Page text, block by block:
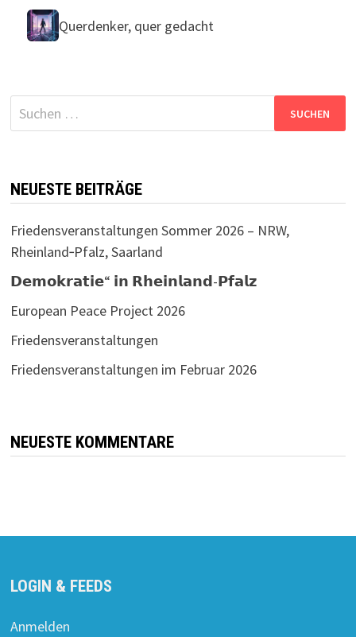
Querdenker, quer gedacht
Suchen
nach:
NEUESTE BEITRÄGE
Friedensveranstaltungen Sommer 2026 – NRW,
Rheinland‑Pfalz, Saarland
𝗗𝗲𝗺𝗼𝗸𝗿𝗮𝘁𝗶𝗲“ 𝗶𝗻 𝗥𝗵𝗲𝗶𝗻𝗹𝗮𝗻𝗱-𝗣𝗳𝗮𝗹𝘇
European Peace Project 2026
Friedensveranstaltungen
Friedensveranstaltungen im Februar 2026
NEUESTE KOMMENTARE
LOGIN & FEEDS
Anmelden